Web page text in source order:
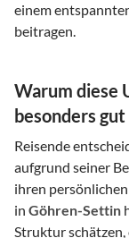
einem
beitragen.
Warum diese
besonders
Reisende
aufgrund seiner
ihren
in Göhren-Settin
Struktur